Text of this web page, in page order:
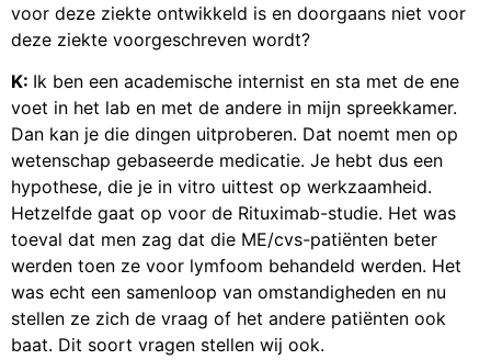
voor deze ziekte ontwikkeld is en doorgaans niet voor
deze ziekte voorgeschreven wordt?
K: Ik ben een academische internist en sta met de ene
voet in het lab en met de andere in mijn spreekkamer.
Dan kan je die dingen uitproberen. Dat noemt men op
wetenschap gebaseerde medicatie. Je hebt dus een
hypothese, die je in vitro uittest op werkzaamheid.
Hetzelfde gaat op voor de Rituximab-studie. Het was
toeval dat men zag dat die ME/cvs-patiënten beter
werden toen ze voor lymfoom behandeld werden. Het
was echt een samenloop van omstandigheden en nu
stellen ze zich de vraag of het andere patiënten ook
baat. Dit soort vragen stellen wij ook.